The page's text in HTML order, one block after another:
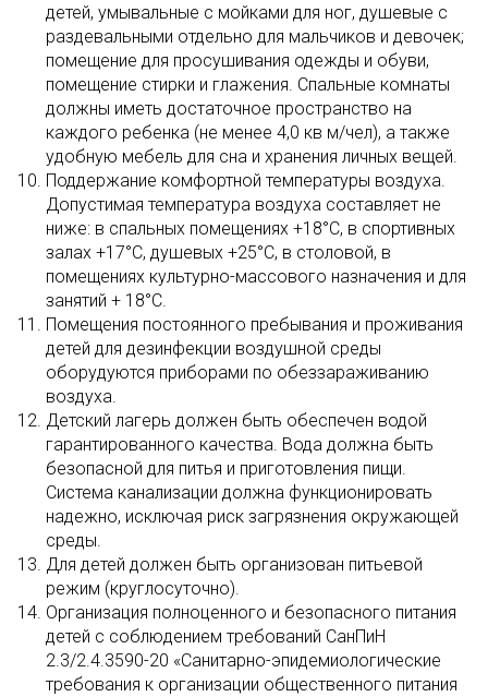
детей, умывальные с мойками для ног, душевые с
раздевальными отдельно для мальчиков и девочек;
помещение для просушивания одежды и обуви,
помещение стирки и глажения. Спальные комнаты
должны иметь достаточное пространство на
каждого ребенка (не менее 4,0 кв м/чел), а также
удобную мебель для сна и хранения личных вещей.
Поддержание комфортной температуры воздуха.
Допустимая температура воздуха составляет не
ниже: в спальных помещениях +18°С, в спортивных
залах +17°С, душевых +25°С, в столовой, в
помещениях культурно-массового назначения и для
занятий + 18°С.
Помещения постоянного пребывания и проживания
детей для дезинфекции воздушной среды
оборудуются приборами по обеззараживанию
воздуха.
Детский лагерь должен быть обеспечен водой
гарантированного качества. Вода должна быть
безопасной для питья и приготовления пищи.
Система канализации должна функционировать
надежно, исключая риск загрязнения окружающей
среды.
Для детей должен быть организован питьевой
режим (круглосуточно).
Организация полноценного и безопасного питания
детей с соблюдением требований СанПиН
2.3/2.4.3590-20 «Санитарно-эпидемиологические
требования к организации общественного питания